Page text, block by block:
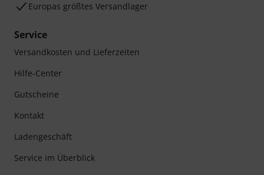
Europas größtes Versandlager
Service
Versandkosten und Lieferzeiten
Hilfe-Center
Gutscheine
Kontakt
Ladengeschäft
Service im Überblick